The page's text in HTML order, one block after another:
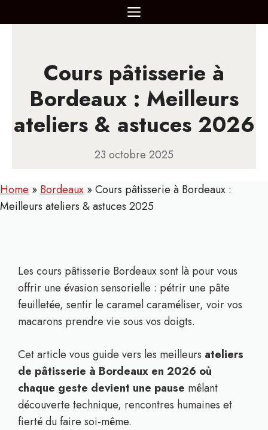
au
MENU
Cours pâtisserie à
Bordeaux : Meilleurs
ateliers & astuces 2026
23 octobre 2025
Home » Bordeaux »Cours pâtisserie à Bordeaux :
Meilleurs ateliers & astuces 2025
Les cours pâtisserie Bordeaux sont là pour vous
offrir une évasion sensorielle : pétrir une pâte
feuilletée, sentir le caramel caraméliser, voir vos
macarons prendre vie sous vos doigts.
Cet article vous guide vers les meilleurs ateliers
de pâtisserie à Bordeaux en 2026 où
chaque geste devient une pause mêlant
découverte technique, rencontres humaines et
fierté du faire soi-même.